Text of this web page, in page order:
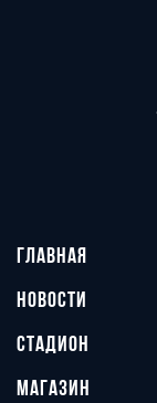
ГЛАВНАЯ
НОВОСТИ
СТАДИОН
МАГАЗИН